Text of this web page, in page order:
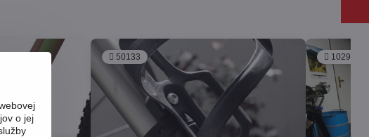
50133 102932
o jej